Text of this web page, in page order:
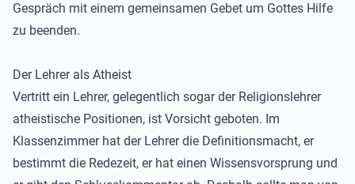
Gespräch mit einem gemeinsamen Gebet um Gottes Hilfe
zu beenden.
Der Lehrer als Atheist
Vertritt ein Lehrer, gelegentlich sogar der Religionslehrer
atheistische Positionen, ist Vorsicht geboten. Im
Klassenzimmer hat der Lehrer die Definitionsmacht, er
bestimmt die Redezeit, er hat einen Wissensvorsprung und